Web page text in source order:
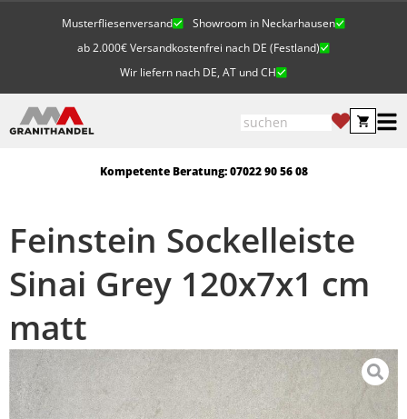
Musterfliesenversand
Showroom in Neckarhausen
ab 2.000€ Versandkostenfrei nach DE (Festland)
Wir liefern nach DE, AT und CH
Kompetente Beratung: 07022 90 56 08
Feinstein Sockelleiste
Sinai Grey 120x7x1 cm
matt